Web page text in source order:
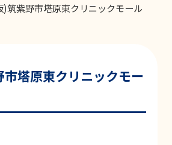
)筑紫野市塔原東クリニックモール
塔原東クリニックモー